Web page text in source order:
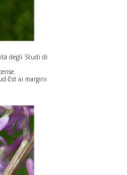
degli Studi di
Est ai margini